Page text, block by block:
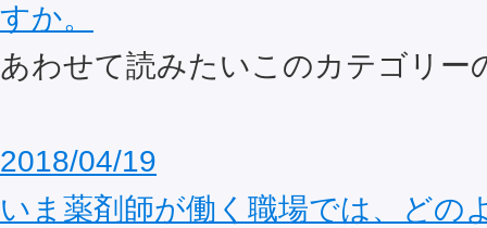
すか。
あわせて読みたいこのカテゴリー
2018/04/19
いま薬剤師が働く職場では、どの